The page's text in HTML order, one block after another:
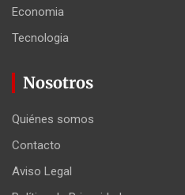
Economia
Tecnologia
Nosotros
Quiénes somos
Contacto
Aviso Legal